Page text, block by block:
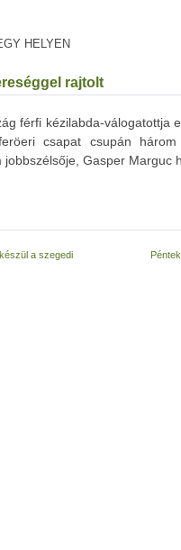
HELYEN
rajtolt
férfi kézilabda-válogatottja
csapat csupán
Gasper Marguc
a szegedi